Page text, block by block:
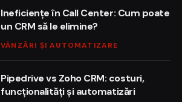
Ineficiențe în Call Center: Cum poate
un CRM să le elimine?
VÂNZĂRI ȘI AUTOMATIZARE
Pipedrive vs Zoho CRM: costuri,
funcționalități și automatizări